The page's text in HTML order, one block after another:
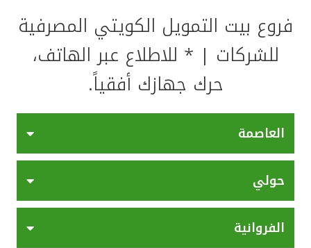
مواقع الفروع المصرفية للشركات
ألمانيا
ماليزيا
مصر
المملكة المتحدة
فروع بيت التمويل الكويتي المصرفية
للشركات | * للاطلاع عبر الهاتف،
حرك جهازك أفقياً.
العاصمة
حولي
الفروانية